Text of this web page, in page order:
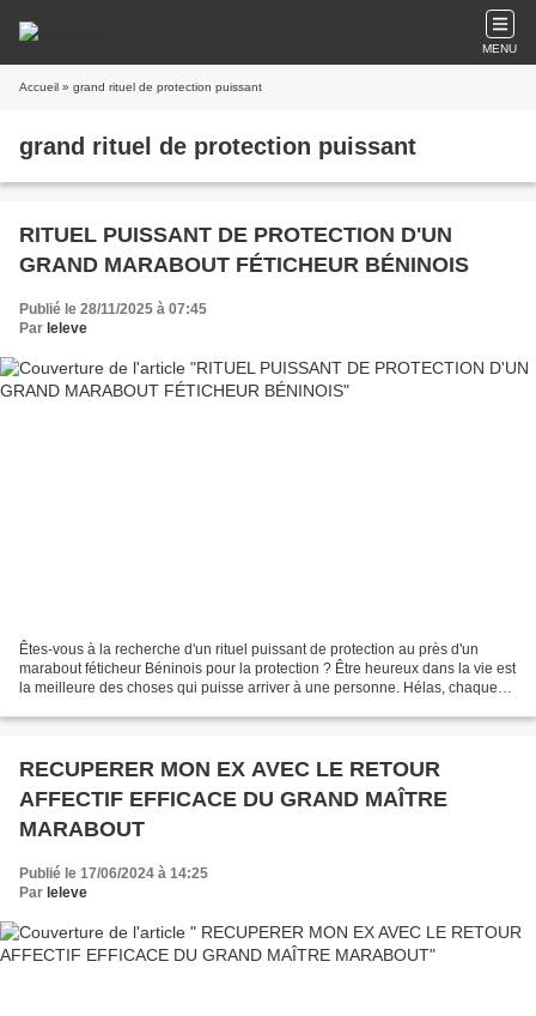
MENU
Accueil » grand rituel de protection puissant
grand rituel de protection puissant
RITUEL PUISSANT DE PROTECTION D'UN
GRAND MARABOUT FÉTICHEUR BÉNINOIS
Publié le 28/11/2025 à 07:45
Par leleve
Êtes-vous à la recherche d'un rituel puissant de protection au près d'un
marabout féticheur Béninois pour la protection ? Être heureux dans la vie est
la meilleure des choses qui puisse arriver à une personne. Hélas, chaque
RECUPERER MON EX AVEC LE RETOUR
AFFECTIF EFFICACE DU GRAND MAÎTRE
MARABOUT
Publié le 17/06/2024 à 14:25
Par leleve